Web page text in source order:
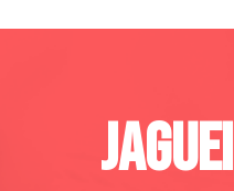
JAGUEI